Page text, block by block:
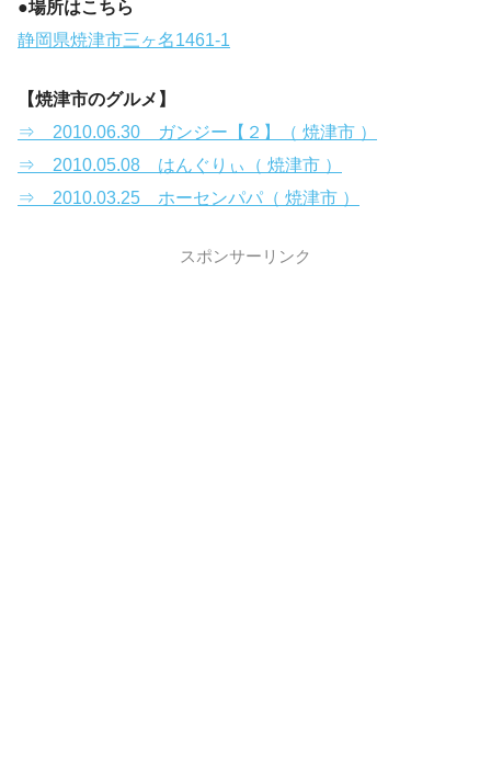
●場所はこちら
静岡県焼津市三ヶ名1461-1
【焼津市のグルメ】
⇒ 2010.06.30 ガンジー【２】（ 焼津市 ）
⇒ 2010.05.08 はんぐりぃ（ 焼津市 ）
⇒ 2010.03.25 ホーセンパパ（ 焼津市 ）
スポンサーリンク